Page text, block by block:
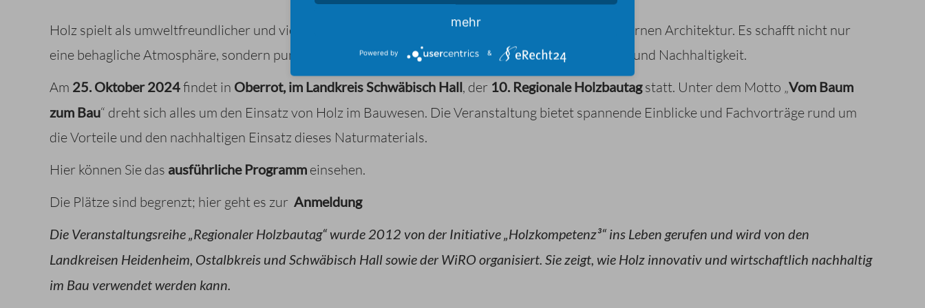
Holz spielt als umweltfreundlicher und vielseitiger Baustoff eine immer wichtigere Rolle in der modernen Architektur. Es schafft nicht nur
eine behagliche Atmosphäre, sondern punktet auch durch hervorragende technische Eigenschaften und Nachhaltigkeit.
Am 25. Oktober 2024findet in Oberrot, im Landkreis Schwäbisch Hall, der 10. Regionale Holzbautagstatt. Unter dem Motto „Vom Baum
zum Bau“ dreht sich alles um den Einsatz von Holz im Bauwesen. Die Veranstaltung bietet spannende Einblicke und Fachvorträge rund um
die Vorteile und den nachhaltigen Einsatz dieses Naturmaterials.
Hier können Sie das ausführliche Programm einsehen.
Die Plätze sind begrenzt; hier geht es zur Anmeldung
Die Veranstaltungsreihe „Regionaler Holzbautag“ wurde 2012 von der Initiative „Holzkompetenz³“ ins Leben gerufen und wird von den
Landkreisen Heidenheim, Ostalbkreis und Schwäbisch Hall sowie der WiRO organisiert. Sie zeigt, wie Holz innovativ und wirtschaftlich nachhaltig
im Bau verwendet werden kann.
mehr
Powered by &